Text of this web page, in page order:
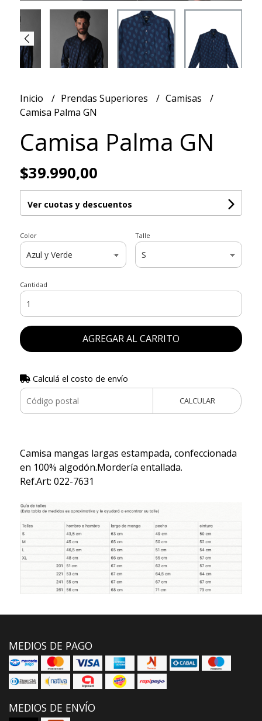
Inicio Prendas Superiores
Camisas
Camisa Palma GN
Camisa Palma GN
$39.990,00
Ver cuotas y descuentos
Color Talle
Cantidad
AGREGAR AL CARRITO
Calculá el costo de envío
CALCULAR
Camisa mangas largas estampada, confeccionada
en 100% algodón.Mordería entallada.
Ref.Art: 022-7631
MEDIOS DE PAGO
MEDIOS DE ENVÍO